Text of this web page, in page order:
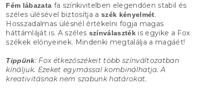
Fém lábazata fa színkivitelben elegendően stabil és
széles ülésével biztosítja a szék kényelmét.
Hosszadalmas ülésnél értékelni fogja magas
háttámláját is. A széles színválaszték is egyike a Fox
székek előnyeinek. Mindenki megtalálja a magáét!
Tippünk: Fox étkezőszékeit több színváltozatban
kínáljuk. Ezeket egymással kombinálhatja. A
kreativitásnak nem szabunk határokat.